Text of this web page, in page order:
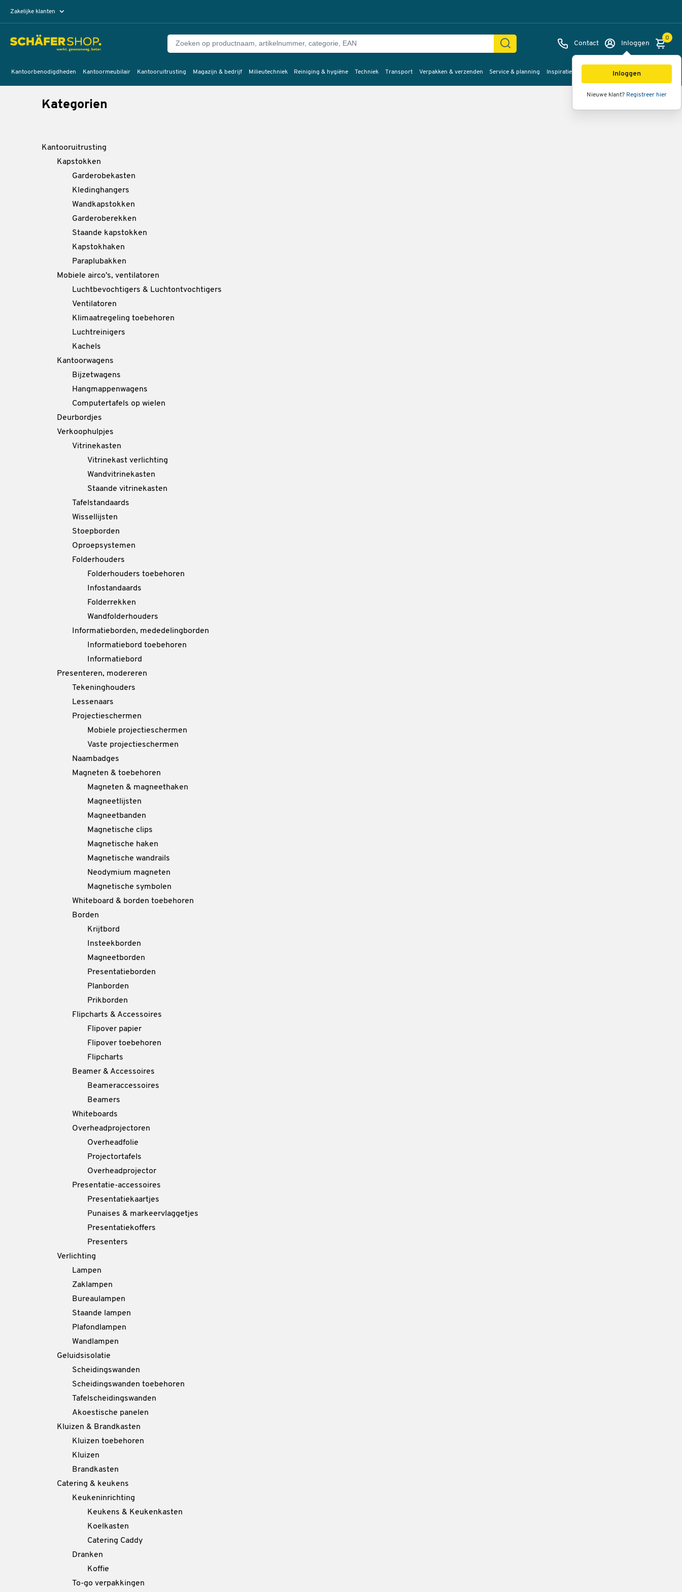
Zakelijke klanten
Contact Inloggen
Inloggen
Nieuwe klant? Registreer hier
0
Kantoorbenodigdheden Kantoormeubilair Kantooruitrusting Magazijn & bedrijf Milieutechniek Reiniging & hygiëne Techniek Transport Verpakken & verzenden Service & planning Inspiratie
Kategorien
Kantooruitrusting
Kapstokken
Garderobekasten
Kledinghangers
Wandkapstokken
Garderoberekken
Staande kapstokken
Kapstokhaken
Paraplubakken
Mobiele airco's, ventilatoren
Luchtbevochtigers & Luchtontvochtigers
Ventilatoren
Klimaatregeling toebehoren
Luchtreinigers
Kachels
Kantoorwagens
Bijzetwagens
Hangmappenwagens
Computertafels op wielen
Deurbordjes
Verkoophulpjes
Vitrinekasten
Vitrinekast verlichting
Wandvitrinekasten
Staande vitrinekasten
Tafelstandaards
Wissellijsten
Stoepborden
Oproepsystemen
Folderhouders
Folderhouders toebehoren
Infostandaards
Folderrekken
Wandfolderhouders
Informatieborden, mededelingborden
Informatiebord toebehoren
Informatiebord
Presenteren, modereren
Tekeninghouders
Lessenaars
Projectieschermen
Mobiele projectieschermen
Vaste projectieschermen
Naambadges
Magneten & toebehoren
Magneten & magneethaken
Magneetlijsten
Magneetbanden
Magnetische clips
Magnetische haken
Magnetische wandrails
Neodymium magneten
Magnetische symbolen
Whiteboard & borden toebehoren
Borden
Krijtbord
Insteekborden
Magneetborden
Presentatieborden
Planborden
Prikborden
Flipcharts & Accessoires
Flipover papier
Flipover toebehoren
Flipcharts
Beamer & Accessoires
Beameraccessoires
Beamers
Whiteboards
Overheadprojectoren
Overheadfolie
Projectortafels
Overheadprojector
Presentatie-accessoires
Presentatiekaartjes
Punaises & markeervlaggetjes
Presentatiekoffers
Presenters
Verlichting
Lampen
Zaklampen
Bureaulampen
Staande lampen
Plafondlampen
Wandlampen
Geluidsisolatie
Scheidingswanden
Scheidingswanden toebehoren
Tafelscheidingswanden
Akoestische panelen
Kluizen & Brandkasten
Kluizen toebehoren
Kluizen
Brandkasten
Catering & keukens
Keukeninrichting
Keukens & Keukenkasten
Koelkasten
Catering Caddy
Dranken
Koffie
To-go verpakkingen